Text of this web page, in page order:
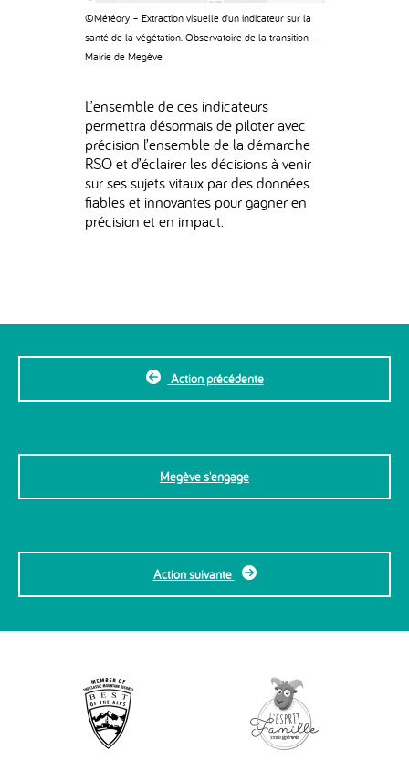
©Météory – Extraction visuelle d’un indicateur sur la
santé de la végétation. Observatoire de la transition –
Mairie de Megève
L’ensemble de ces indicateurs
permettra désormais de piloter avec
précision l’ensemble de la démarche
RSO et d’éclairer les décisions à venir
sur ses sujets vitaux par des données
fiables et innovantes pour gagner en
précision et en impact.
Action précédente
Megève s'engage
Action suivante